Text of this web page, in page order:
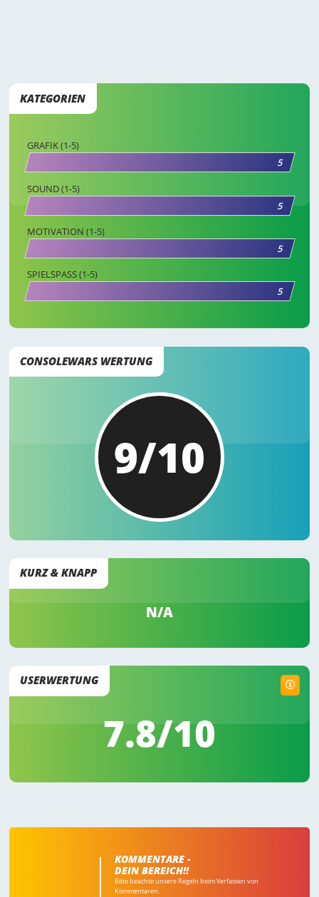
KATEGORIEN
GRAFIK (1-5)
5
SOUND (1-5)
5
MOTIVATION (1-5)
5
SPIELSPASS (1-5)
5
CONSOLEWARS WERTUNG
9/10
KURZ & KNAPP
N/A
USERWERTUNG
7.8/10
KOMMENTARE -
DEIN BEREICH!!
Bitte beachte unsere Regeln beim Verfassen von
Kommentaren.